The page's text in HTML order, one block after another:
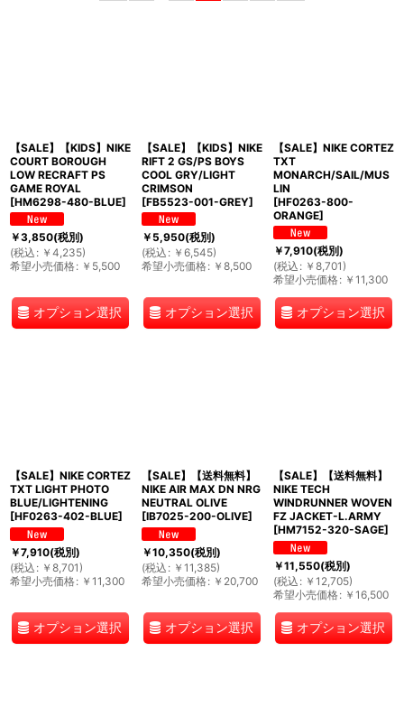
【SALE】【KIDS】NIKE
COURT BOROUGH
LOW RECRAFT PS
GAME ROYAL
[HM6298-480-BLUE]
￥3,850(税別)
(税込 : ￥ 4,235)
希望小売価格: ￥ 5,500
オプション選択
【SALE】【KIDS】NIKE
RIFT 2 GS/PS BOYS
COOL GRY/LIGHT
CRIMSON
[FB5523-001-GREY]
￥5,950(税別)
(税込 : ￥ 6,545)
希望小売価格: ￥ 8,500
オプション選択
【SALE】NIKE CORTEZ
TXT
MONARCH/SAIL/MUS
LIN
[HF0263-800-
ORANGE]
￥7,910(税別)
(税込 : ￥ 8,701)
希望小売価格: ￥ 11,300
オプション選択
【SALE】NIKE CORTEZ
TXT LIGHT PHOTO
BLUE/LIGHTENING
[HF0263-402-BLUE]
￥7,910(税別)
(税込 : ￥ 8,701)
希望小売価格: ￥ 11,300
オプション選択
【SALE】【送料無料】
NIKE AIR MAX DN NRG
NEUTRAL OLIVE
[IB7025-200-OLIVE]
￥10,350(税別)
(税込 : ￥ 11,385)
希望小売価格: ￥ 20,700
オプション選択
【SALE】【送料無料】
NIKE TECH
WINDRUNNER WOVEN
FZ JACKET-L.ARMY
[HM7152-320-SAGE]
￥11,550(税別)
(税込 : ￥ 12,705)
希望小売価格: ￥ 16,500
オプション選択